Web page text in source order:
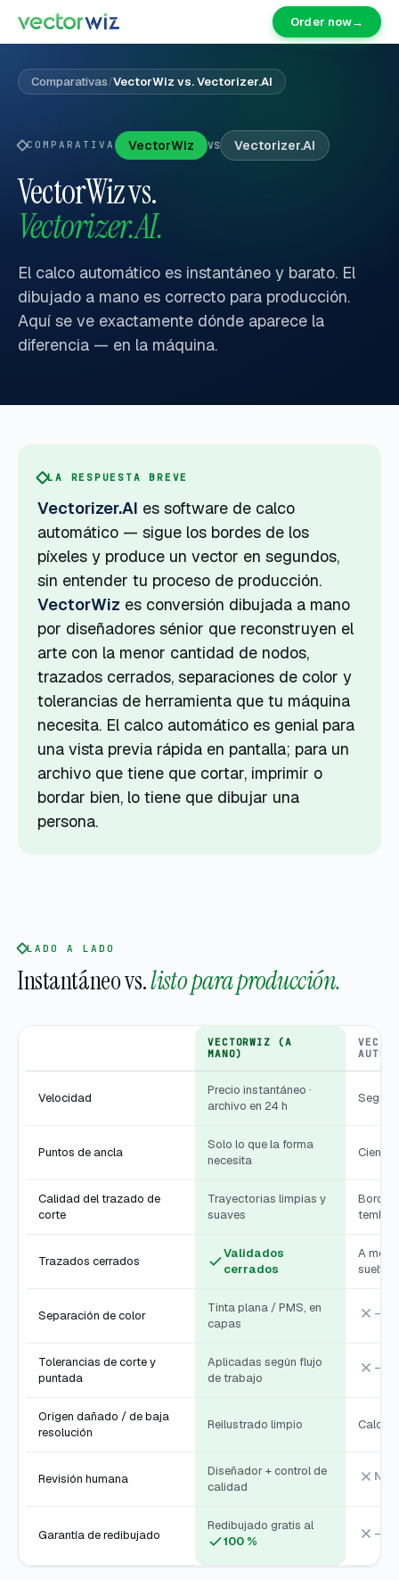
Order now→
Comparativas/VectorWiz vs. Vectorizer.AI
COMPARATIVA VectorWiz VS Vectorizer.AI
VectorWiz vs.
Vectorizer.AI.
El calco automático es instantáneo y barato. El
dibujado a mano es correcto para producción.
Aquí se ve exactamente dónde aparece la
diferencia — en la máquina.
LA RESPUESTA BREVE
Vectorizer.AI es software de calco
automático — sigue los bordes de los
píxeles y produce un vector en segundos,
sin entender tu proceso de producción.
VectorWiz es conversión dibujada a mano
por diseñadores sénior que reconstruyen el
arte con la menor cantidad de nodos,
trazados cerrados, separaciones de color y
tolerancias de herramienta que tu máquina
necesita. El calco automático es genial para
una vista previa rápida en pantalla; para un
archivo que tiene que cortar, imprimir o
bordar bien, lo tiene que dibujar una
persona.
LADO A LADO
Instantáneo vs.listo para producción.
VECTORWIZ (A
MANO)
Velocidad
Precio instantáneo ·
archivo en 24 h
Puntos de ancla
Solo lo que la forma
necesita
Calidad del trazado de
corte
Trayectorias limpias y
suaves
Trazados cerrados
Validados
cerrados
A
sueltos
Separación de color
Tinta plana / PMS, en
capas
—
Tolerancias de corte y
puntada
Aplicadas según flujo
de trabajo
—
Origen dañado / de baja
resolución
Reilustrado limpio Calca
Revisión humana
Diseñador + control de
calidad
Garantía de redibujado
Redibujado gratis al
100 %
—